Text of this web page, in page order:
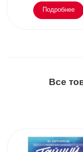
Подробнее
Все